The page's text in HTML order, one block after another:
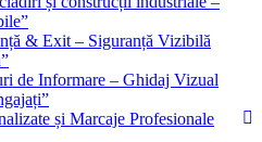
& Exit – Siguranță Vizibilă
de Informare – Ghidaj Vizual
și Marcaje Profesionale